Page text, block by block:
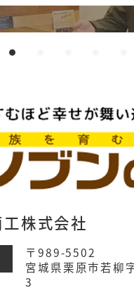
株式会社
〒989-5502
宮城県栗原市若柳
3